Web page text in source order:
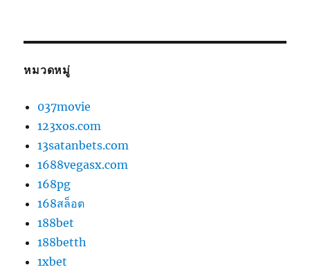
หมวดหมู่
037movie
123xos.com
13satanbets.com
1688vegasx.com
168pg
168สล็อต
188bet
188betth
1xbet